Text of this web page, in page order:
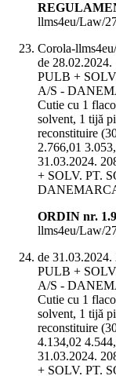
llms4eu/Law/
Corola-
de
PULB +
A/S -
Cutie cu 1
solvent, 1 tijă
reconstituire
2.766,01
31.03.2024.
+ SOLV. PT.
ORDIN nr.
llms4eu/Law/
de
PULB +
A/S -
Cutie cu 1
solvent, 1 tijă
reconstituire
4.134,02
31.03.2024.
+ SOLV. PT.